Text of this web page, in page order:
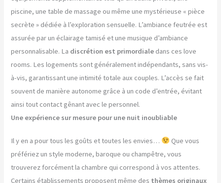
piscine, une table de massage ou même une mystérieuse « pièce
secrète » dédiée à l’exploration sensuelle. L’ambiance feutrée est
assurée par un éclairage tamisé et une musique d’ambiance
personnalisable. La discrétion est primordiale dans ces love
rooms. Les logements sont généralement indépendants, sans vis-
à-vis, garantissant une intimité totale aux couples. L’accès se fait
souvent de manière autonome grâce à un code d’entrée, évitant
ainsi tout contact gênant avec le personnel.
Une expérience sur mesure pour une nuit inoubliable
Il y en a pour tous les goûts et toutes les envies…
Que vous
préfériez un style moderne, baroque ou champêtre, vous
trouverez forcément la chambre qui correspond à vos attentes.
Certains établissements proposent même des thèmes originaux